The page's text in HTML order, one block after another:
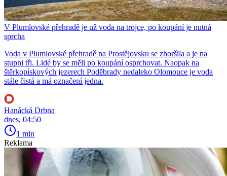
V Plumlovské přehradě je už voda na trojce, po koupání je nutná
sprcha
Voda v Plumlovské přehradě na Prostějovsku se zhoršila a je na
stupni tři. Lidé by se měli po koupání osprchovat. Naopak na
štěrkopískových jezerech Poděbrady nedaleko Olomouce je voda
stále čistá a má označení jedna.
Hanácká Drbna
dnes, 04:50
1 min
Reklama